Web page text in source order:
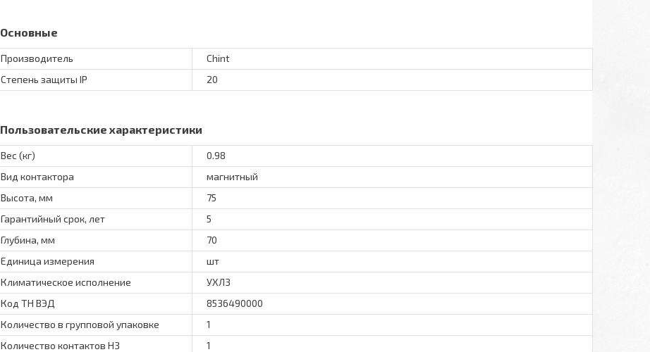
Основные
Производитель
Chint
Степень защиты IP
20
Пользовательские характеристики
Вес (кг)
0.98
Вид контактора
магнитный
Высота, мм
75
Гарантийный срок, лет
5
Глубина, мм
70
Единица измерения
шт
Климатическое исполнение
УХЛ3
Код ТН ВЭД
8536490000
Количество в групповой упаковке
1
Количество контактов НЗ
1